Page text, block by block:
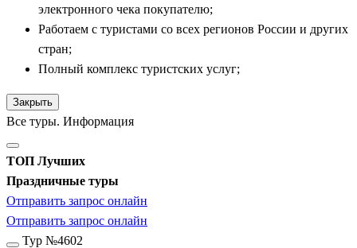
электронного чека покупателю;
Работаем с туристами со всех регионов России и других
стран;
Полный комплекс туристских услуг;
Закрыть
Все туры. Информация
ТОП Лучших
Праздничные туры
Отправить запрос онлайн
Отправить запрос онлайн
Тур №4602